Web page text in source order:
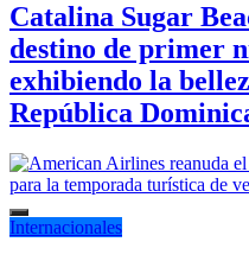
Catalina Sugar
destino de primer
exhibiendo la
República
Internacionales